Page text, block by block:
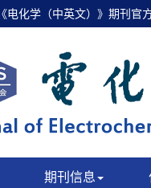
电化学（中英文）》期刊官
期刊信息